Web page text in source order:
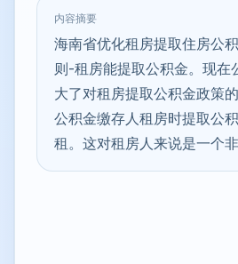
内容摘要
海南省优化租房提取住房公
则-租房能提取公积金。现在
大了对租房提取公积金政策
公积金缴存人租房时提取公
租。这对租房人来说是一个非